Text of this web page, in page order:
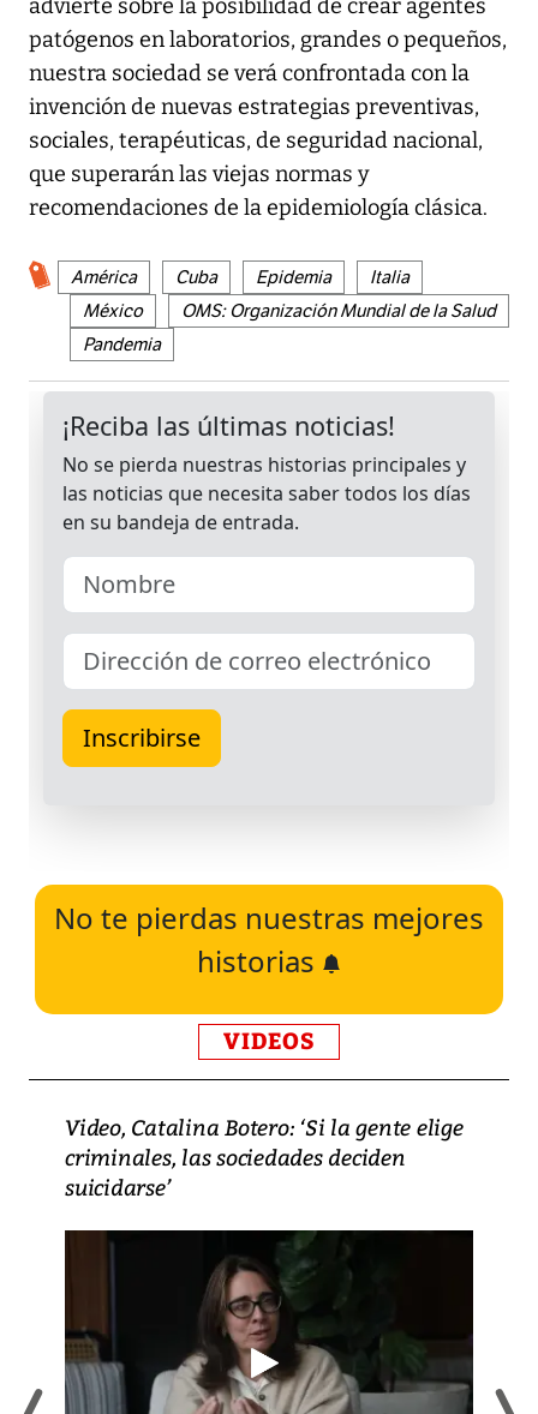
advierte sobre la posibilidad de crear agentes
patógenos en laboratorios, grandes o pequeños,
nuestra sociedad se verá confrontada con la
invención de nuevas estrategias preventivas,
sociales, terapéuticas, de seguridad nacional,
que superarán las viejas normas y
recomendaciones de la epidemiología clásica.
América Cuba Epidemia
Italia
México
OMS: Organización Mundial de la Salud
Pandemia
No te pierdas nuestras mejores
historias
VIDEOS
Video, Catalina Botero: ‘Si la gente elige
criminales, las sociedades deciden
suicidarse’